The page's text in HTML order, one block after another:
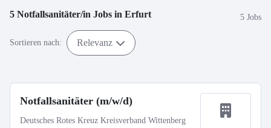
5 Notfallsanitäter/in Jobs in Erfurt 5 Jobs
Sortieren nach: Relevanz
Notfallsanitäter (m/w/d)
Deutsches Rotes Kreuz Kreisverband Wittenberg